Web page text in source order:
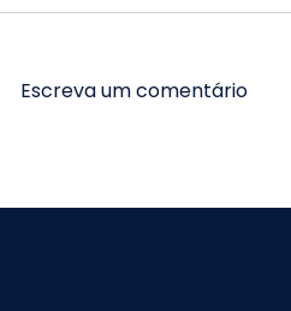
vinhos da França
Escreva um comentário